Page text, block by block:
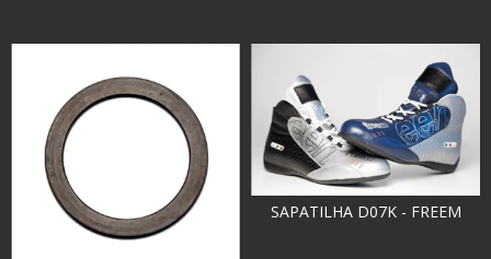
SAPATILHA D07K - FREEM